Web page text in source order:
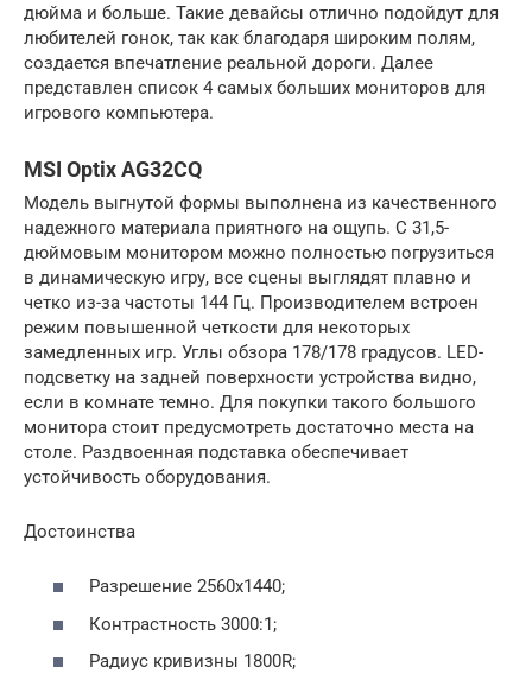
дюйма и больше. Такие девайсы отлично подойдут для
любителей гонок, так как благодаря широким полям,
создается впечатление реальной дороги. Далее
представлен список 4 самых больших мониторов для
игрового компьютера.
MSI Optix AG32CQ
Модель выгнутой формы выполнена из качественного
надежного материала приятного на ощупь. С 31,5-
дюймовым монитором можно полностью погрузиться
в динамическую игру, все сцены выглядят плавно и
четко из-за частоты 144 Гц. Производителем встроен
режим повышенной четкости для некоторых
замедленных игр. Углы обзора 178/178 градусов. LED-
подсветку на задней поверхности устройства видно,
если в комнате темно. Для покупки такого большого
монитора стоит предусмотреть достаточно места на
столе. Раздвоенная подставка обеспечивает
устойчивость оборудования.
Достоинства
Разрешение 2560х1440;
Контрастность 3000:1;
Радиус кривизны 1800R;